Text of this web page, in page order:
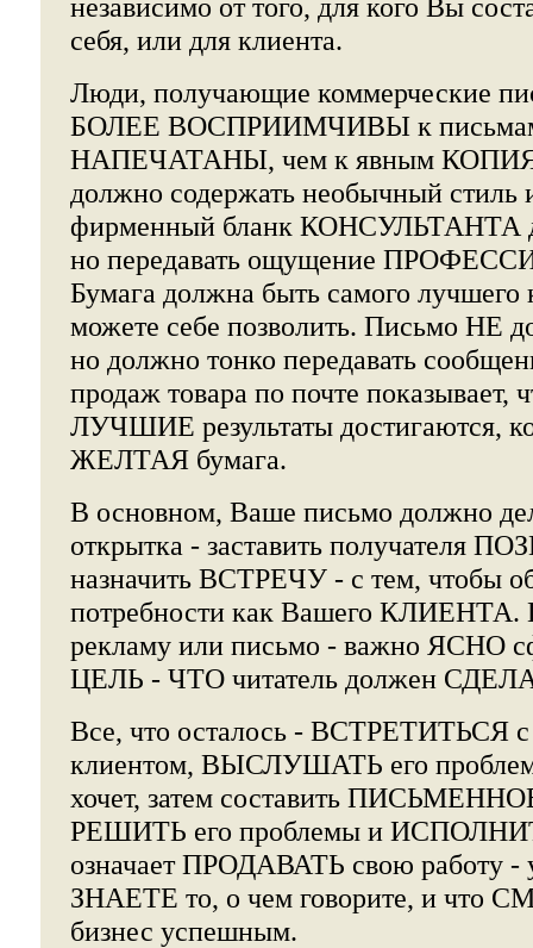
себя, или для клиента.
Люди, получающие коммерческие
БОЛЕЕ ВОСПРИИМЧИВЫ к
НАПЕЧАТАНЫ, чем к явным
должно содержать необычный
фирменный бланк КОНСУЛЬТАНТА
но передавать ощущение
Бумага должна быть самого лучшего
можете себе позволить. Письмо НЕ
но должно тонко передавать
продаж товара по почте показывает,
ЛУЧШИЕ результаты достигаются,
ЖЕЛТАЯ бумага.
В основном, Ваше письмо должно
открытка - заставить получателя
назначить ВСТРЕЧУ - с тем, чтобы
потребности как Вашего
рекламу или письмо - важно ЯСНО
ЦЕЛЬ - ЧТО читатель должен
Все, что осталось - ВСТРЕТИТЬСЯ
клиентом, ВЫСЛУШАТЬ его
хочет, затем составить
РЕШИТЬ его проблемы и
означает ПРОДАВАТЬ свою работу -
ЗНАЕТЕ то, о чем говорите, и что
бизнес успешным.